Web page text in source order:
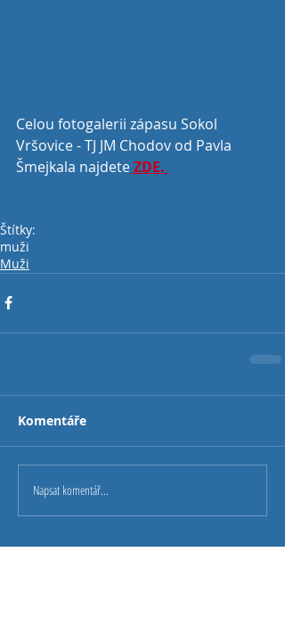
Celou fotogalerii zápasu Sokol
Vršovice - TJ JM Chodov od Pavla
Šmejkala najdete ZDE.
Štítky:
muži
Muži
Komentáře
Napsat komentář...